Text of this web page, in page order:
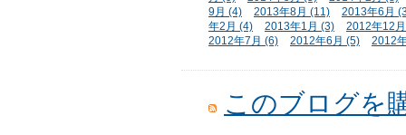
9月 (4)
2013年8月 (11)
2013年6月
年2月 (4)
2013年1月 (3)
2012年12
2012年7月 (6)
2012年6月 (5) 2012
このブログを